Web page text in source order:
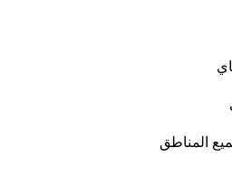
المناطق